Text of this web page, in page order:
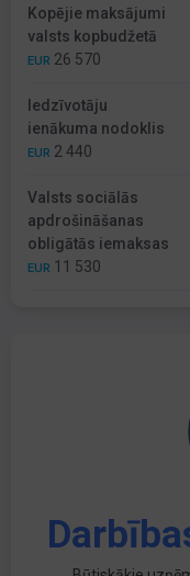
Kopējie maksājumi
valsts kopbudžetā
EUR 26 570
Iedzīvotāju
ienākuma nodoklis
EUR 2 440
Valsts sociālās
apdrošināšanas
obligātās iemaksas
EUR 11 530